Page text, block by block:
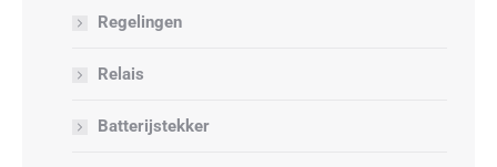
Regelingen
Relais
Batterijstekker